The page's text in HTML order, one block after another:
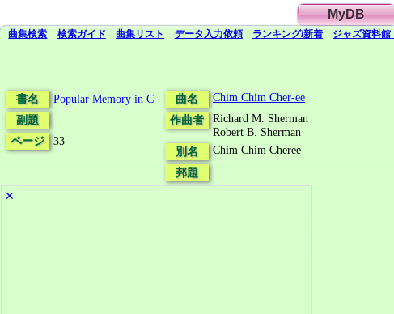
MyDB
曲集検索 検索ガイド 曲集リスト データ入力依頼 ランキング/新着 ジャズ資料館
書名
Popular Memory in C
副題
ページ
33
曲名
Chim Chim Cher-ee
作曲者
Richard M. Sherman
Robert B. Sherman
別名
Chim Chim Cheree
邦題
✕